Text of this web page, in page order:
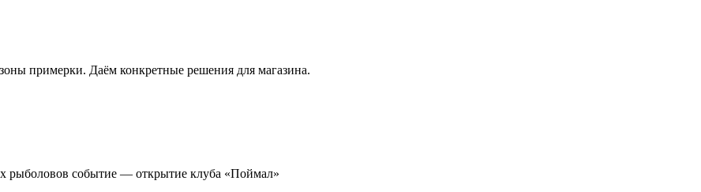
примерки. Даём конкретные решения для магазина.
рыболовов событие — открытие клуба «Поймал»